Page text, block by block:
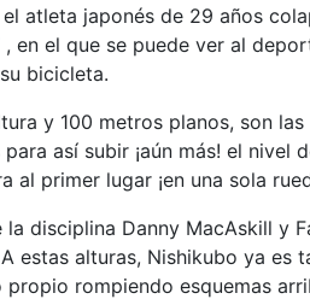
atleta japonés de 29 años
, en el que se puede ver al
bicicleta.
y 100 metros planos, son
así subir ¡aún más! el nivel
al primer lugar ¡en una sola
disciplina Danny MacAskill y
alturas, Nishikubo ya es
rompiendo esquemas